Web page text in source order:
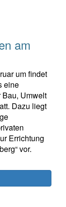
am
um findet
eine
Umwelt
Dazu liegt
Errichtung
vor.